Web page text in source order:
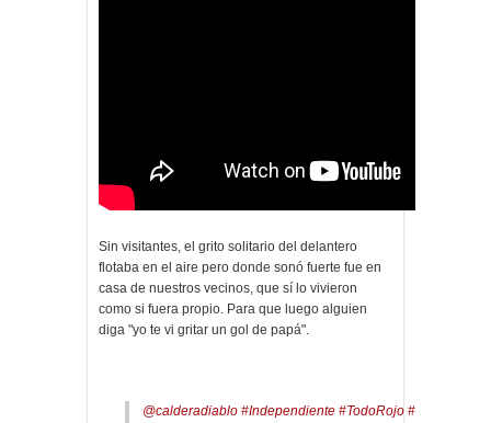
Sin visitantes, el grito solitario del delantero
flotaba en el aire pero donde sonó fuerte fue en
casa de nuestros vecinos, que sí lo vivieron
como si fuera propio. Para que luego alguien
diga "yo te vi gritar un gol de papá".
@calderadiablo #Independiente #TodoRojo